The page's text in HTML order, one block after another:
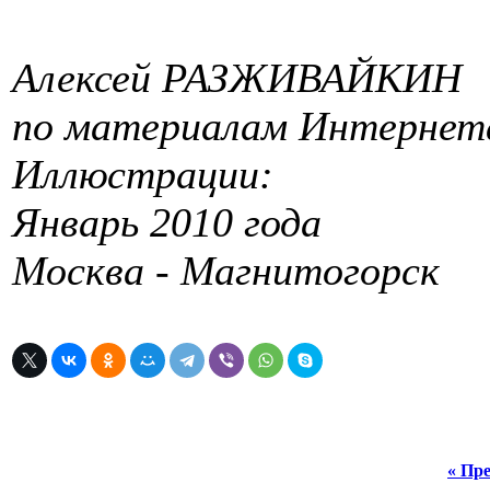
Алексей РАЗЖИВАЙКИН
по материалам
Иллюстрации:
Январь 2010 года
Москва - Магнитогорск
«